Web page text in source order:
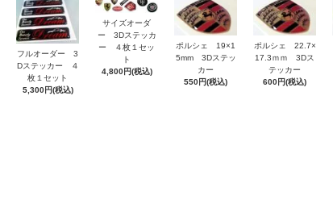
フルオーダー 3
Dステッカー ４
枚１セット
5,300円(税込)
サイズオーダ
ー 3Dステッカ
ー ４枚１セッ
ト
4,800円(税込)
ポルシェ 19×1
5mm 3Dステッ
カー
550円(税込)
ポルシェ 22.7×
17.3ｍｍ 3Dス
テッカー
600円(税込)